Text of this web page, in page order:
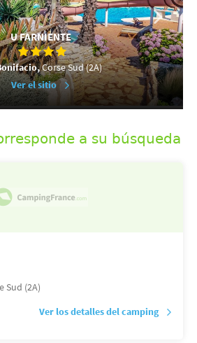
U FARNIENTE
Corse Sud (2A)
Ver el sitio
a su búsqueda
Sud (2A)
Ver los detalles del camping